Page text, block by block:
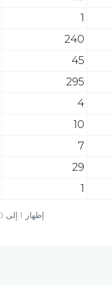
1
240
45
295
4
10
7
29
1
إظهار 1 إلى 10 من إجمالي 35 بيان